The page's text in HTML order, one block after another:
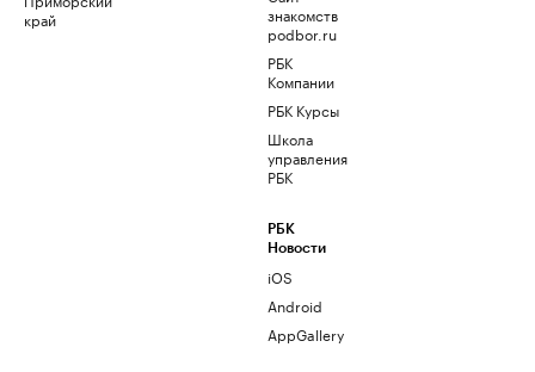
край
знакомств
podbor.ru
РБК
Компании
РБК Курсы
Школа
управления
РБК
РБК
Новости
iOS
Android
AppGallery